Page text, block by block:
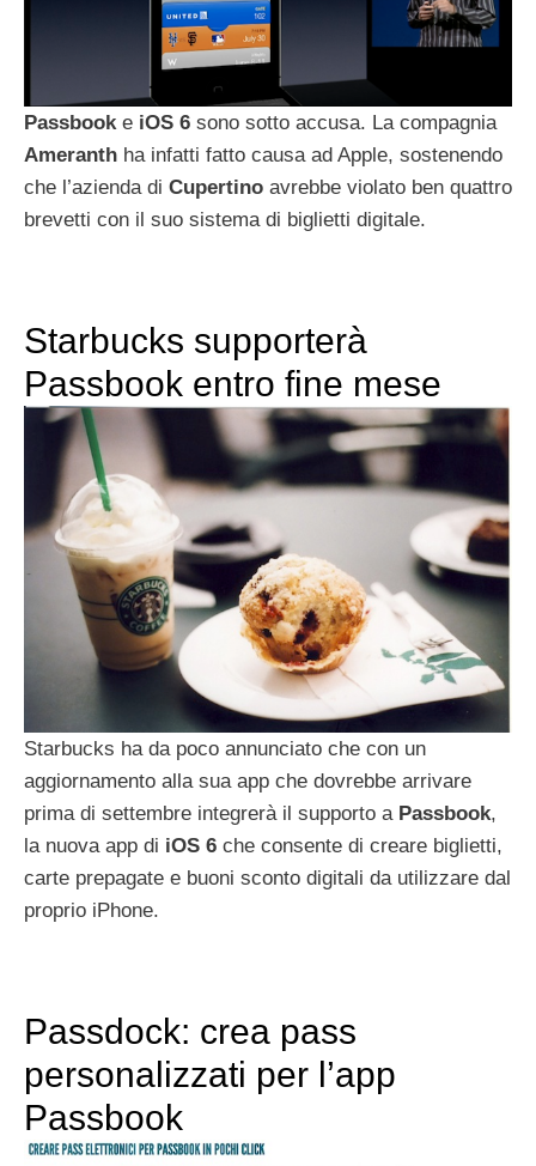
Passbooke iOS 6 sono sotto accusa. La compagnia
Ameranth ha infatti fatto causa ad Apple, sostenendo
che l’azienda di Cupertino avrebbe violato ben quattro
brevetti con il suo sistema di biglietti digitale.
Starbucks supporterà
Passbook entro fine mese
Starbucks ha da poco annunciato che con un
aggiornamento alla sua app che dovrebbe arrivare
prima di settembre integrerà il supporto a Passbook,
la nuova app di iOS 6 che consente di creare biglietti,
carte prepagate e buoni sconto digitali da utilizzare dal
proprio iPhone.
Passdock: crea pass
personalizzati per l’app
Passbook